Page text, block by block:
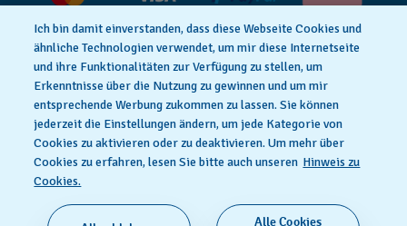
Verkaufs- und Lieferbedingungen
Vertrag widerrufen
Datenschutzbedingungen Cookies Hinweis
Nutzungsbedingungen
Ich bin damit einverstanden, dass diese Webseite Cookies und
ähnliche Technologien verwendet, um mir diese Internetseite
und ihre Funktionalitäten zur Verfügung zu stellen, um
Erkenntnisse über die Nutzung zu gewinnen und um mir
entsprechende Werbung zukommen zu lassen. Sie können
jederzeit die Einstellungen ändern, um jede Kategorie von
Cookies zu aktivieren oder zu deaktivieren. Um mehr über
Cookies zu erfahren, lesen Sie bitte auch unseren Hinweis zu
Cookies.
Alle Cookies